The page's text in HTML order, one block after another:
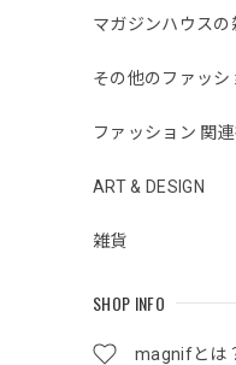
マガジンハウスの
その他のファッシ
ファッション 関
ART & DESIGN
雑貨
SHOP INFO
magnifとは